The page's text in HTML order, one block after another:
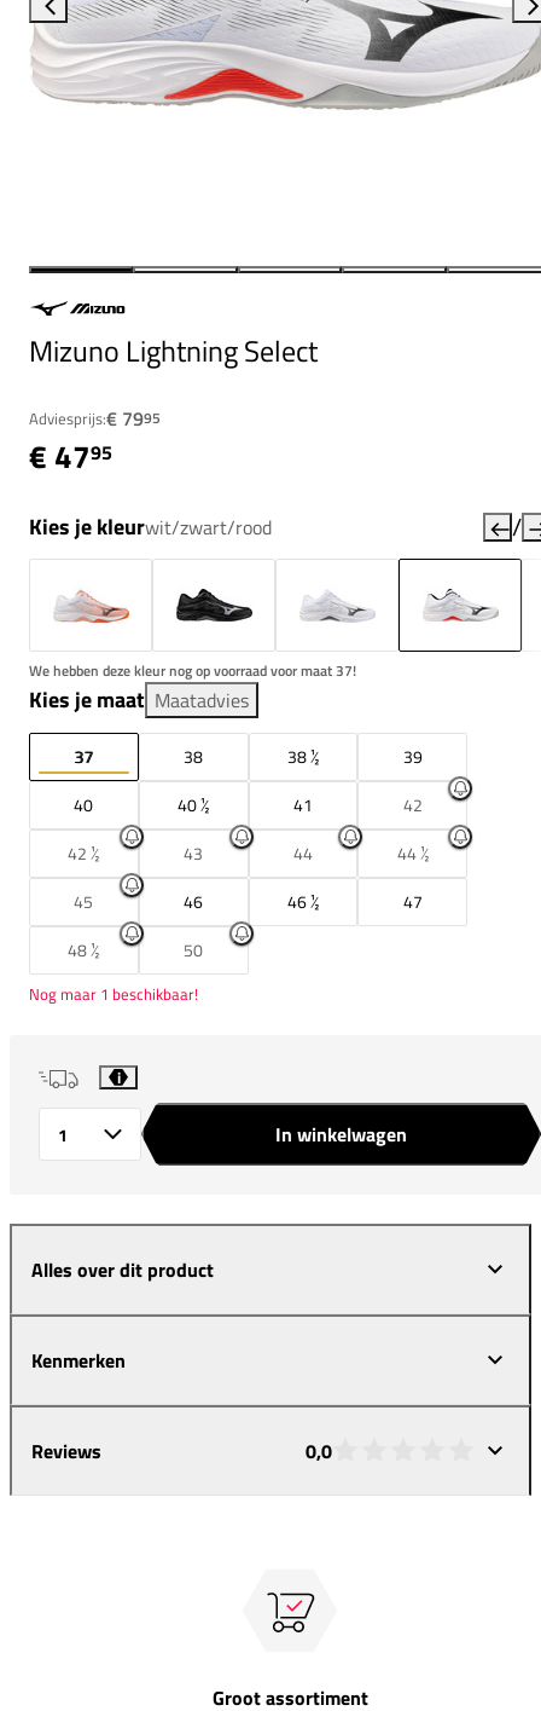
Mizuno Lightning Select
Adviesprijs:€ 7995
€ 4795
Kies je kleurwit/zwart/rood /
We hebben deze kleur nog op voorraad voor maat 37!
Kies je maat Maatadvies
37 38 38 ½
39
40
40 ½ 41
42
42 ½
43 44
44 ½
45
46 46 ½
47
48 ½
50
Nog maar 1 beschikbaar!
i
In winkelwagen
Alles over dit product
Kenmerken
Reviews 0,0
Groot assortiment